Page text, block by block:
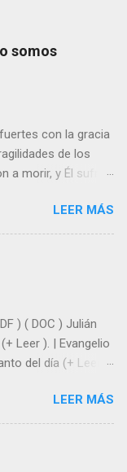
somos
con la gracia
de los
a morir, y Él sufrió
seguimos sus
podemos
Amar es
Señor, soy un
das la savia para
den sombra
tu fragilidad con la
| Lecturas del
(+ Leer ) |
LEER MÁS
) ( DOC ) Julián
Leer ). | Evangelio
del día (+ Leer )
LEER MÁS